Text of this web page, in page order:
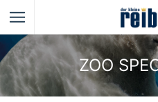
ZOO